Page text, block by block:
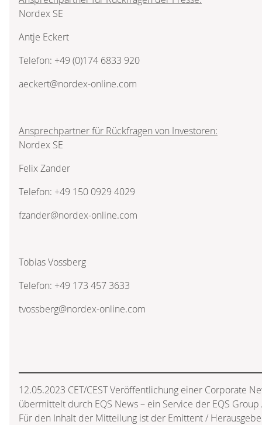
Nordex SE
Antje Eckert
Telefon: +49 (0)174 6833 920
aeckert@nordex-online.com
Ansprechpartner für Rückfragen von Investoren:
Nordex SE
Felix Zander
Telefon: +49 150 0929 4029
fzander@nordex-online.com
Tobias Vossberg
Telefon: +49 173 457 3633
tvossberg@nordex-online.com
12.05.2023 CET/CEST Veröffentlichung einer Corporate
übermittelt durch EQS News – ein Service der EQS Group
Für den Inhalt der Mitteilung ist der Emittent /